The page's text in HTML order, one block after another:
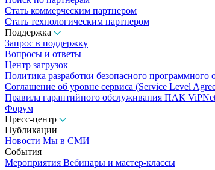
Стать коммерческим партнером
Стать технологическим партнером
Поддержка
Запрос в поддержку
Вопросы и ответы
Центр загрузок
Политика разработки безопасного программного
Соглашение об уровне сервиса (Service Level
Правила гарантийного обслуживания ПАК
Форум
Пресс-центр
Публикации
Новости Мы в СМИ
События
Мероприятия Вебинары и мастер-классы